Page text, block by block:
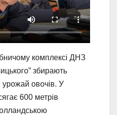
комплексі ДНЗ
збирають
овочів. У
600 метрів